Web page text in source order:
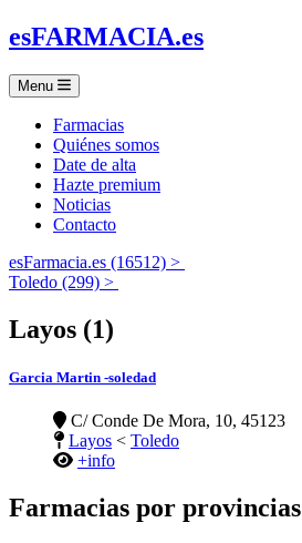
esFARMACIA.es
Menu
Farmacias
Quiénes somos
Date de alta
Hazte premium
Noticias
Contacto
esFarmacia.es (16512) >
Toledo (299) >
Layos (1)
Garcia Martin -soledad
C/ Conde De Mora, 10, 45123
Layos < Toledo
+info
Farmacias por provincias